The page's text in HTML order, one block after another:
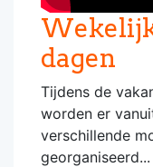
dagen
Tijdens de
worden er
verschillende
georganiseerd...